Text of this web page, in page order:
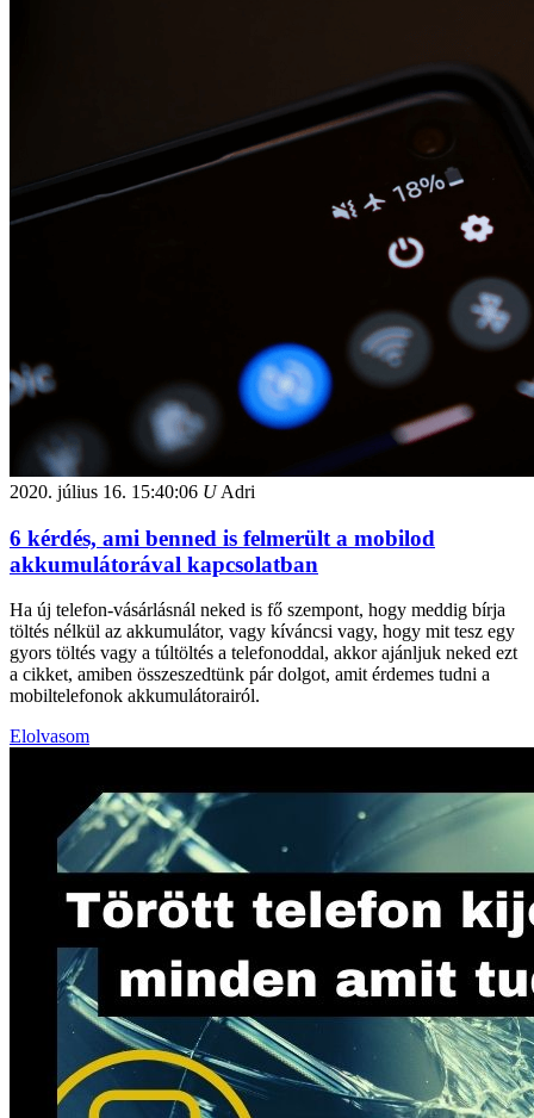
2020. július 16. 15:40:06 UAdri
6 kérdés, ami benned is felmerült a mobilod
akkumulátorával kapcsolatban
Ha új telefon-vásárlásnál neked is fő szempont, hogy meddig bírja
töltés nélkül az akkumulátor, vagy kíváncsi vagy, hogy mit tesz egy
gyors töltés vagy a túltöltés a telefonoddal, akkor ajánljuk neked ezt
a cikket, amiben összeszedtünk pár dolgot, amit érdemes tudni a
mobiltelefonok akkumulátorairól.
Elolvasom